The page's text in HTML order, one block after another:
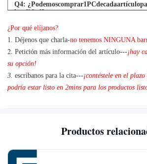
Q4:
lacalidad?
A: Sí, estamos alegres enviar 1pc para la
tenemos el artículo que usted necesita en
¿Por qué elíjanos?
1. Déjenos que charla-no tenemos NINGUNA
2. Petición más información del artículo---¡hay
su opción!
3. escríbanos para la cita---¡contéstele en el
podría estar listo en 2mins para los productos
Productos